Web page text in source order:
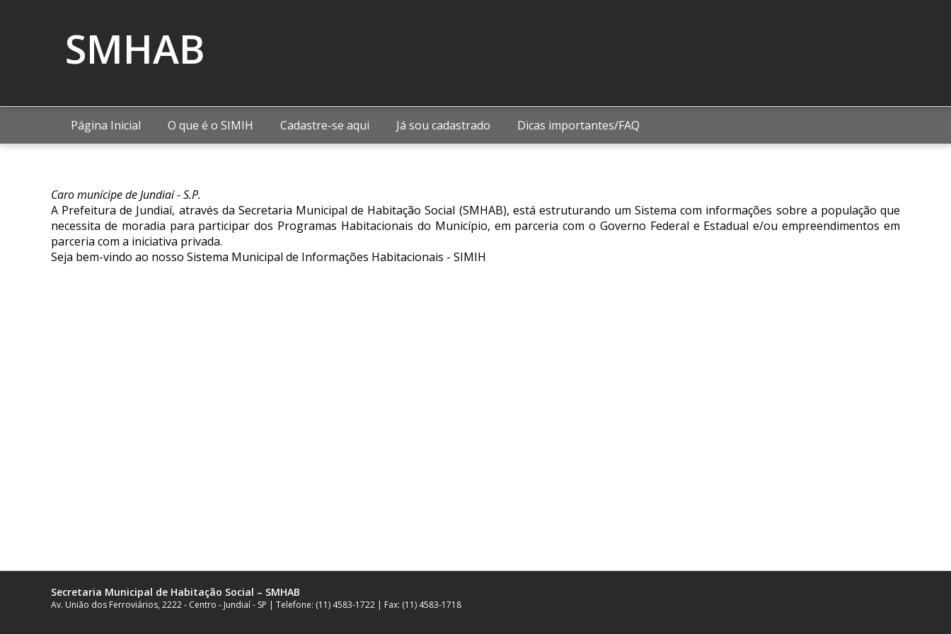
SMHAB
Página Inicial O que é o SIMIH Cadastre-se aqui Já sou cadastrado Dicas importantes/FAQ
Caro munícipe de Jundiaí - S.P.
A Prefeitura de Jundiaí, através da Secretaria Municipal de Habitação Social (SMHAB), está estruturando um Sistema com informações sobre a população que
necessita de moradia para participar dos Programas Habitacionais do Município, em parceria com o Governo Federal e Estadual e/ou empreendimentos em
parceria com a iniciativa privada.
Seja bem-vindo ao nosso Sistema Municipal de Informações Habitacionais - SIMIH
Secretaria Municipal de Habitação Social – SMHAB
Av. União dos Ferroviários, 2222 - Centro - Jundiaí - SP | Telefone: (11) 4583-1722 | Fax: (11) 4583-1718